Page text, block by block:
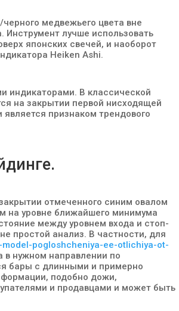
медвежьего цвета вне
Инструмент лучше использовать
японских свечей, и наоборот
Heiken Ashi.
индикаторами. В классической
на закрытии первой нисходящей
признаком трендового
отмеченного синим овалом
на уровне ближайшего минимума
между уровнем входа и стоп-
простой анализ. В частности, для
pogloshcheniya-ee-otlichiya-ot-
нужном направлении по
бары с длинными и примерно
подобно дожи,
и продавцами и может быть